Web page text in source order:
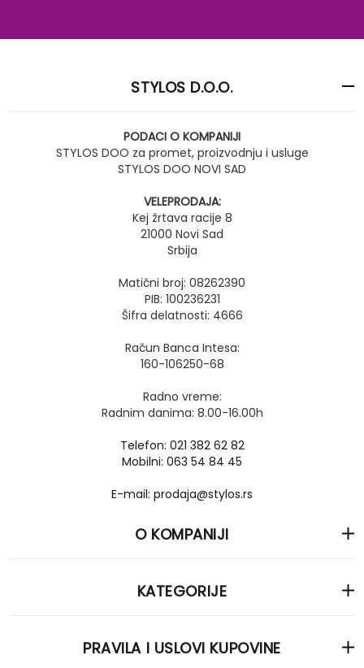
STYLOS D.O.O.
PODACI O KOMPANIJI
STYLOS DOO za promet, proizvodnju i usluge
STYLOS DOO NOVI SAD
VELEPRODAJA:
Kej žrtava racije 8
21000 Novi Sad
Srbija
Matični broj: 08262390
PIB: 100236231
Šifra delatnosti: 4666
Račun Banca Intesa:
160-106250-68
Radno vreme:
Radnim danima: 8.00-16.00h
Telefon: 021 382 62 82
Mobilni: 063 54 84 45
E-mail: prodaja@stylos.rs
O KOMPANIJI
KATEGORIJE
PRAVILA I USLOVI KUPOVINE